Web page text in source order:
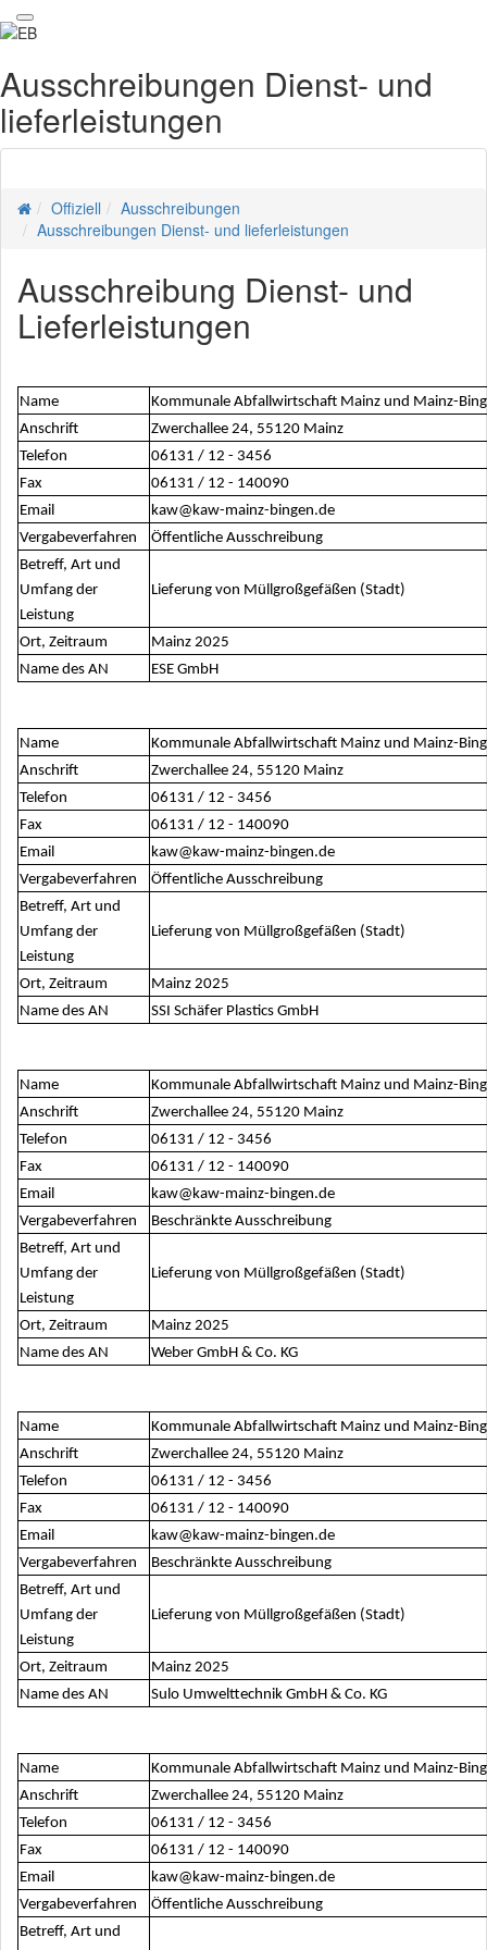
Ausschreibungen Dienst- und
lieferleistungen
Offiziell
Ausschreibungen
Ausschreibungen Dienst- und lieferleistungen
Ausschreibung Dienst- und
Lieferleistungen
Name
Kommunale Abfallwirtschaft Mainz und Mainz-
Anschrift
Zwerchallee 24, 55120 Mainz
Telefon
06131 / 12 - 3456
Fax
06131 / 12 - 140090
Email
kaw@kaw-mainz-bingen.de
Vergabeverfahren
Öffentliche Ausschreibung
Betreff, Art und
Umfang der
Leistung
Lieferung von Müllgroßgefäßen (Stadt)
Ort, Zeitraum
Mainz 2025
Name des AN
ESE GmbH
Name
Kommunale Abfallwirtschaft Mainz und Mainz-
Anschrift
Zwerchallee 24, 55120 Mainz
Telefon
06131 / 12 - 3456
Fax
06131 / 12 - 140090
Email
kaw@kaw-mainz-bingen.de
Vergabeverfahren
Öffentliche Ausschreibung
Betreff, Art und
Umfang der
Leistung
Lieferung von Müllgroßgefäßen (Stadt)
Ort, Zeitraum
Mainz 2025
Name des AN
SSI Schäfer Plastics GmbH
Name
Kommunale Abfallwirtschaft Mainz und Mainz-
Anschrift
Zwerchallee 24, 55120 Mainz
Telefon
06131 / 12 - 3456
Fax
06131 / 12 - 140090
Email
kaw@kaw-mainz-bingen.de
Vergabeverfahren
Beschränkte Ausschreibung
Betreff, Art und
Umfang der
Leistung
Lieferung von Müllgroßgefäßen (Stadt)
Ort, Zeitraum
Mainz 2025
Name des AN
Weber GmbH & Co. KG
Name
Kommunale Abfallwirtschaft Mainz und Mainz-
Anschrift
Zwerchallee 24, 55120 Mainz
Telefon
06131 / 12 - 3456
Fax
06131 / 12 - 140090
Email
kaw@kaw-mainz-bingen.de
Vergabeverfahren
Beschränkte Ausschreibung
Betreff, Art und
Umfang der
Leistung
Lieferung von Müllgroßgefäßen (Stadt)
Ort, Zeitraum
Mainz 2025
Name des AN
Sulo Umwelttechnik GmbH & Co. KG
Name
Kommunale Abfallwirtschaft Mainz und Mainz-
Anschrift
Zwerchallee 24, 55120 Mainz
Telefon
06131 / 12 - 3456
Fax
06131 / 12 - 140090
Email
kaw@kaw-mainz-bingen.de
Vergabeverfahren
Öffentliche Ausschreibung
Betreff, Art und